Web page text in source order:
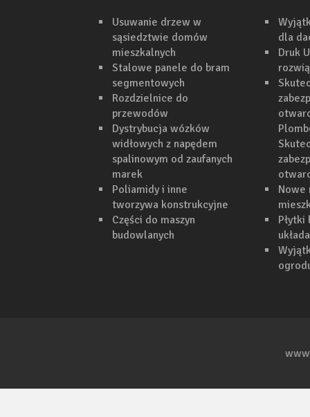
Usuwanie drzew w
sąsiedztwie domów
mieszkalnych
Stalowe panele do bram
segmentowych
Rozdzielnice do
przewodów
Dystrybucja wózków
widłowych z napędem
spalinowym od zaufanych
marek
Poliamidy i inne
tworzywa konstrukcyjne
Części do maszyn
budowlanych
dla
Druk
Nowe